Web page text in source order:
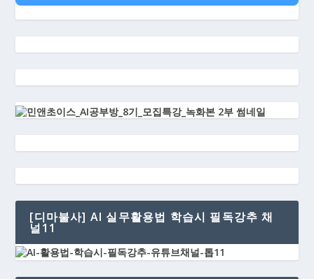
[디마불사] AI 실무활용법 학습시 필독강추 채
널11